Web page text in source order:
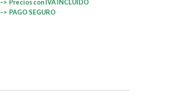
–> Precios con IVA INCLUIDO
–> PAGO SEGURO